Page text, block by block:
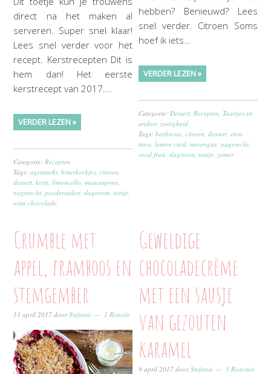
direct na het maken al
serveren. Super snel klaar!
Lees snel verder voor het
recept. Kerstrecepten Dit is
hem dan! Het eerste
kerstrecept van 2017….
VERDER LEZEN »
Categorie: Recepten
Tags:agrimarkt ,bitterkoekjes ,citroen
dessert ,kerst ,limoncello ,mascarpone
nagerecht ,poedersuiker,slagroom ,toetje
witte chocolade
hebben? Benieuwd? Lees
snel verder. Citroen Soms
hoef ik iets…
VERDER LEZEN »
Categorie: Dessert Recepten ,Taartjes en
andere zoetigheid
Tags:barbecue ,citroen ,dessert ,eton
mess ,lemon curd ,merengue ,nagerecht
rood fruit ,slagroom ,toetje zomer
Crumble met
appel, framboos en
stemgember
13 april 2017 doorStefanie 1 Reactie
Geweldige
chocoladecrème
met een sausje
van gezouten
karamel
9 april 2017 doorStefanie 5 Reacties